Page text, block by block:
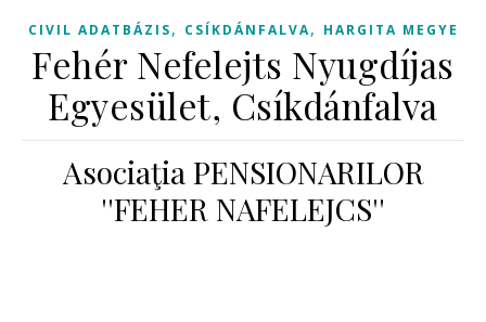
CIVIL ADATBÁZIS, CSÍKDÁNFALVA, HARGITA MEGYE
Fehér Nefelejts Nyugdíjas
Egyesület, Csíkdánfalva
Asociaţia PENSIONARILOR
''FEHER NAFELEJCS''